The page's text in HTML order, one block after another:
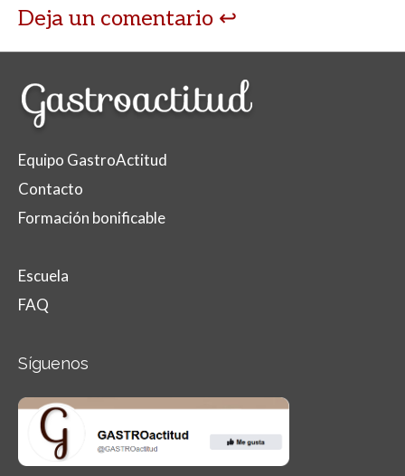
Deja un comentario
Equipo GastroActitud
Contacto
Formación bonificable
Escuela
FAQ
Síguenos